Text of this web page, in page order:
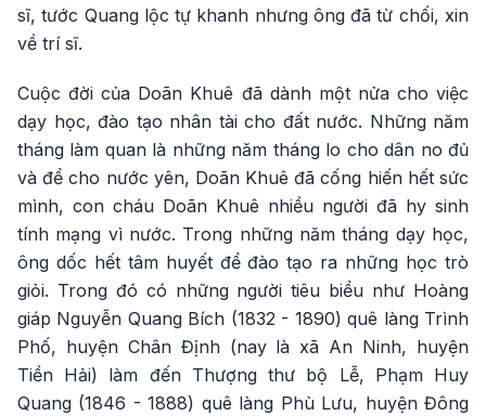
sĩ, tước Quang lộc tự khanh nhưng ông đã từ chối, xin
về trí sĩ.
Cuộc đời của Doãn Khuê đã dành một nửa cho việc
dạy học, đào tạo nhân tài cho đất nước. Những năm
tháng làm quan là những năm tháng lo cho dân no đủ
và để cho nước yên, Doãn Khuê đã cống hiến hết sức
mình, con cháu Doãn Khuê nhiều người đã hy sinh
tính mạng vì nước. Trong những năm tháng dạy học,
ông dốc hết tâm huyết để đào tạo ra những học trò
giỏi. Trong đó có những người tiêu biểu như Hoàng
giáp Nguyễn Quang Bích (1832 - 1890) quê làng Trình
Phố, huyện Chân Định (nay là xã An Ninh, huyện
Tiền Hải) làm đến Thượng thư bộ Lễ, Phạm Huy
Quang (1846 - 1888) quê làng Phù Lưu, huyện Đông